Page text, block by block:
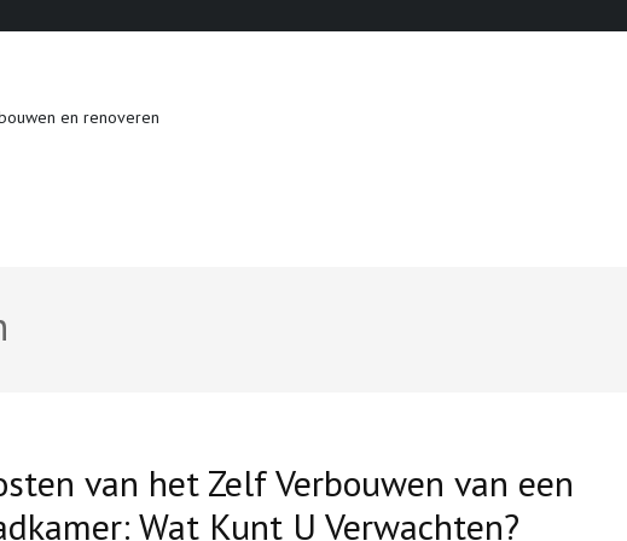
en renoveren
van het Zelf Verbouwen van een
Wat Kunt U Verwachten?